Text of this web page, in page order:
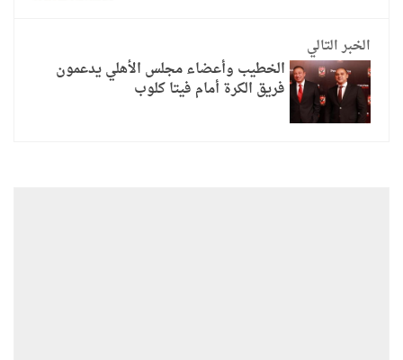
الخبر التالي
الخطيب وأعضاء مجلس الأهلي يدعمون
فريق الكرة أمام فيتا كلوب